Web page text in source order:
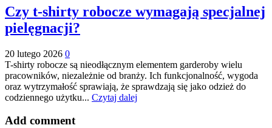
Czy t-shirty robocze wymagają specjalnej
pielęgnacji?
20 lutego 2026 0
T-shirty robocze są nieodłącznym elementem garderoby wielu
pracowników, niezależnie od branży. Ich funkcjonalność, wygoda
oraz wytrzymałość sprawiają, że sprawdzają się jako odzież do
codziennego użytku... Czytaj dalej
Add comment